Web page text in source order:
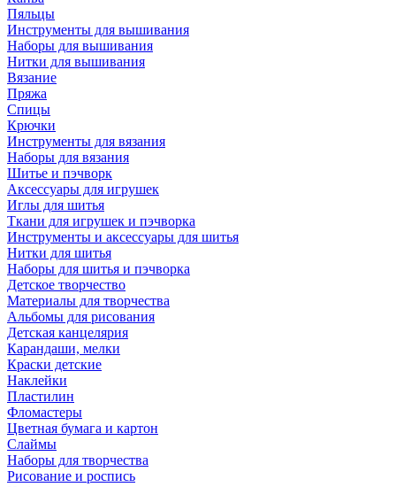
Пяльцы
Инструменты для вышивания
Наборы для вышивания
Нитки для вышивания
Вязание
Пряжа
Спицы
Крючки
Инструменты для вязания
Наборы для вязания
Шитье и пэчворк
Аксессуары для игрушек
Иглы для шитья
Ткани для игрушек и пэчворка
Инструменты и аксессуары для шитья
Нитки для шитья
Наборы для шитья и пэчворка
Детское творчество
Материалы для творчества
Альбомы для рисования
Детская канцелярия
Карандаши, мелки
Краски детские
Наклейки
Пластилин
Фломастеры
Цветная бумага и картон
Слаймы
Наборы для творчества
Рисование и роспись